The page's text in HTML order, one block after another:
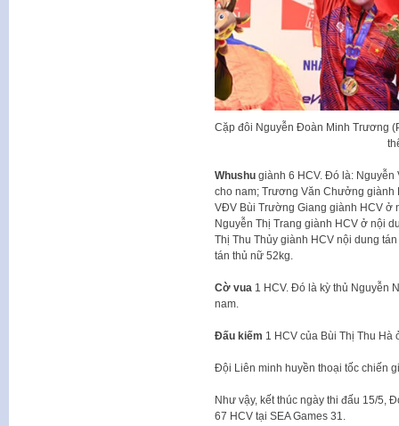
Cặp đôi Nguyễn Đoàn Minh Trương
Whushugiành 6 HCV. Đó là: Nguyễn
cho nam; Trương Văn Chưởng giành
VĐV Bùi Trường Giang giành HCV ở
Nguyễn Thị Trang giành HCV ở nội
Thị Thu Thủy giành HCV nội dung
tán thủ nữ 52kg.
Cờ vua 1 HCV. Đó là kỳ thủ Nguyễn
nam.
Đấu kiếm 1 HCV của Bùi Thị Thu
Đội Liên minh huyền thoại tốc chiến
Như vậy, kết thúc ngày thi đấu 15/5,
67 HCV tại SEA Games 31.